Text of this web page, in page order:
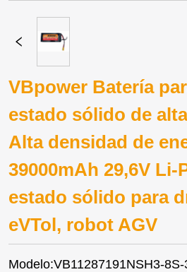
VBpower Batería
estado sólido de
Alta densidad de
39000mAh 29,6V Li-
estado sólido para
eVTol, robot AGV
Modelo:VB11287191NSH3-